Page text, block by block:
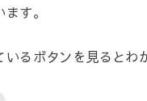
す。
るボタンを見るとわ